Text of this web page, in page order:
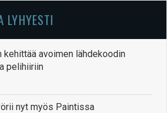
LYHYESTI
kehittää avoimen lähdekoodin
pelihiiriin
nyt myös Paintissa